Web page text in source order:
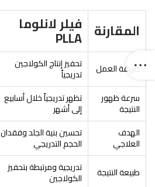
المقارنة فيلر لانلوما
PLLA
طريقة العمل تحفيز إنتاج الكولاجين
تدريجياً
سرعة ظهور
النتيجة
تظهر تدريجياً خلال أسابيع
إلى أشهر
الهدف
العلاجي
تحسين بنية الجلد وفقدان
الحجم التدريجي
طبيعة النتيجة
تدريجية ومرتبطة بتحفيز
الكولاجين